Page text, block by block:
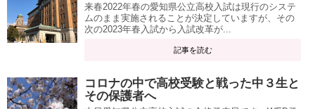
来春2022年春の愛知県公立高校入試は現行のシステ
ムのまま実施されることが決定していますが、その
次の2023年春入試から入試改革が...
記事を読む
コロナの中で高校受験と戦った中３生と
その保護者へ